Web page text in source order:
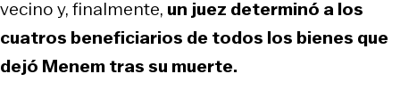
vecino y, finalmente, un juez determinó a los
cuatros beneficiarios de todos los bienes que
dejó Menem tras su muerte.